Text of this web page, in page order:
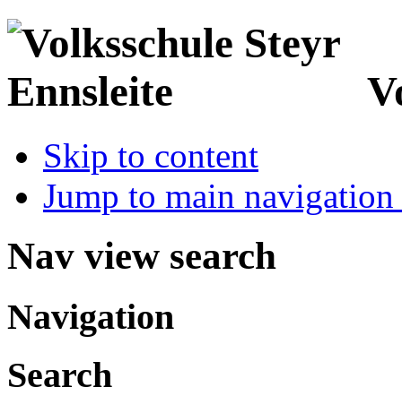
Skip to content
Jump to main
Nav view search
Navigation
Search